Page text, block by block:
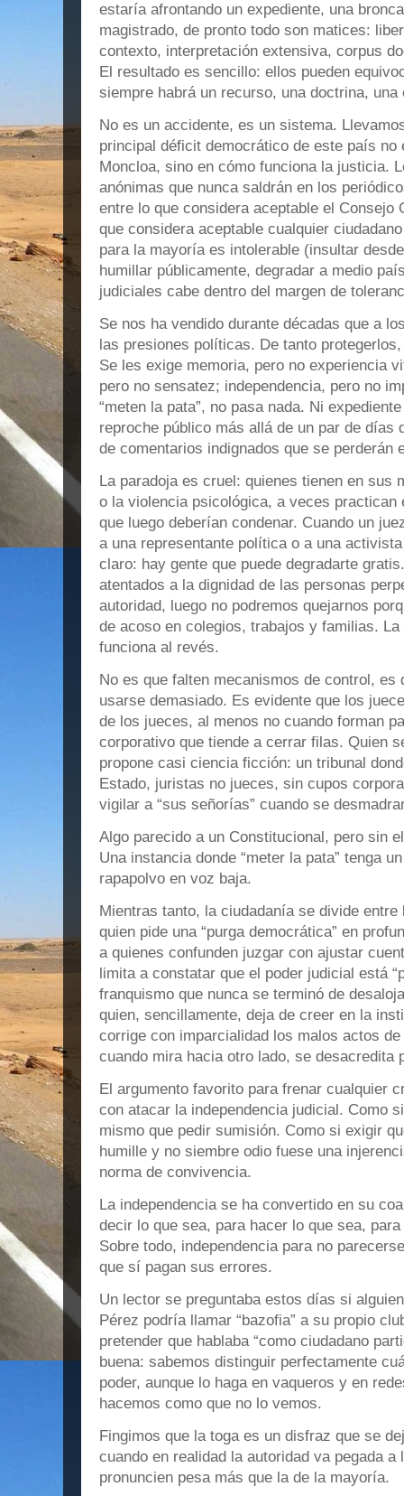
estaría afrontando un expediente, una
magistrado, de pronto todo son matices:
contexto, interpretación extensiva, corpus
El resultado es sencillo: ellos pueden
siempre habrá un recurso, una doctrina, una
No es un accidente, es un sistema.
principal déficit democrático de este país no
Moncloa, sino en cómo funciona la justicia.
anónimas que nunca saldrán en los
entre lo que considera aceptable el Consejo
que considera aceptable cualquier
para la mayoría es intolerable (insultar
humillar públicamente, degradar a medio
judiciales cabe dentro del margen de
Se nos ha vendido durante décadas que a
las presiones políticas. De tanto
Se les exige memoria, pero no experiencia
pero no sensatez; independencia, pero no
“meten la pata”, no pasa nada. Ni
reproche público más allá de un par de días
de comentarios indignados que se perderán
La paradoja es cruel: quienes tienen en sus
o la violencia psicológica, a veces
que luego deberían condenar. Cuando un
a una representante política o a una
claro: hay gente que puede degradarte
atentados a la dignidad de las personas
autoridad, luego no podremos quejarnos
de acoso en colegios, trabajos y familias.
funciona al revés.
No es que falten mecanismos de control, es
usarse demasiado. Es evidente que los
de los jueces, al menos no cuando forman
corporativo que tiende a cerrar filas. Quien
propone casi ciencia ficción: un tribunal
Estado, juristas no jueces, sin cupos
vigilar a “sus señorías” cuando se
Algo parecido a un Constitucional, pero sin
Una instancia donde “meter la pata” tenga
rapapolvo en voz baja.
Mientras tanto, la ciudadanía se divide
quien pide una “purga democrática” en
a quienes confunden juzgar con ajustar
limita a constatar que el poder judicial está
franquismo que nunca se terminó de
quien, sencillamente, deja de creer en la
corrige con imparcialidad los malos actos
cuando mira hacia otro lado, se desacredita
El argumento favorito para frenar cualquier
con atacar la independencia judicial. Como
mismo que pedir sumisión. Como si exigir
humille y no siembre odio fuese una
norma de convivencia.
La independencia se ha convertido en su
decir lo que sea, para hacer lo que sea,
Sobre todo, independencia para no
que sí pagan sus errores.
Un lector se preguntaba estos días si
Pérez podría llamar “bazofia” a su propio
pretender que hablaba “como ciudadano
buena: sabemos distinguir perfectamente
poder, aunque lo haga en vaqueros y en
hacemos como que no lo vemos.
Fingimos que la toga es un disfraz que se
cuando en realidad la autoridad va pegada
pronuncien pesa más que la de la mayoría.